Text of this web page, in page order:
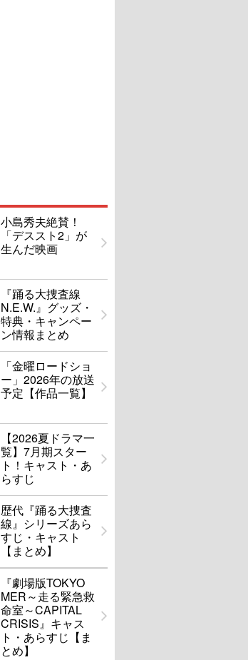
小島秀夫絶賛！
「デススト2」が
生んだ映画
『踊る大捜査線
N.E.W.』グッズ・
特典・キャンペー
ン情報まとめ
「金曜ロードショ
ー」2026年の放送
予定【作品一覧】
【2026夏ドラマ一
覧】7月期スター
ト！キャスト・あ
らすじ
歴代『踊る大捜査
線』シリーズあら
すじ・キャスト
【まとめ】
『劇場版TOKYO
MER～走る緊急救
命室～CAPITAL
CRISIS』キャス
ト・あらすじ【ま
とめ】